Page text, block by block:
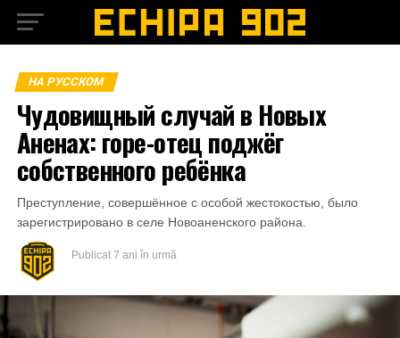
НА РУССКОМ
Чудовищный случай в Новых
Аненах: горе-отец поджёг
собственного ребёнка
Преступление, совершённое с особой жестокостью, было
зарегистрировано в селе Новоаненского района.
Publicat 7 ani în urmă